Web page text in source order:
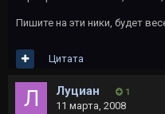
Пишите на эти ники, будет
Цитата
Луциан 1
11 марта, 2008